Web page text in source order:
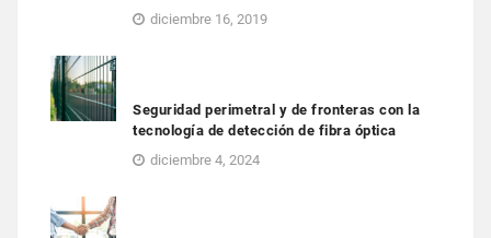
diciembre 16, 2019
Seguridad perimetral y de fronteras con la
tecnología de detección de fibra óptica
diciembre 4, 2024